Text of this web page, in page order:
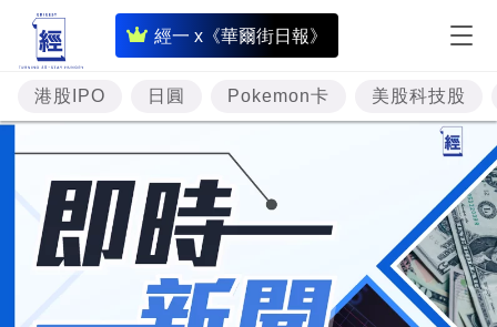
經一 x《華爾街日報》
即
時
財
經
專
題
投
資
樓
港股IPO 日圓 Pokemon卡 美股科技股